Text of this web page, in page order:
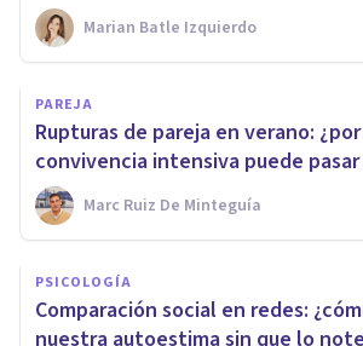
Marian Batle Izquierdo
PAREJA
Rupturas de pareja en verano:
convivencia intensiva puede
Marc Ruiz De Minteguía
PSICOLOGÍA
Comparación social en redes:
nuestra autoestima sin que lo